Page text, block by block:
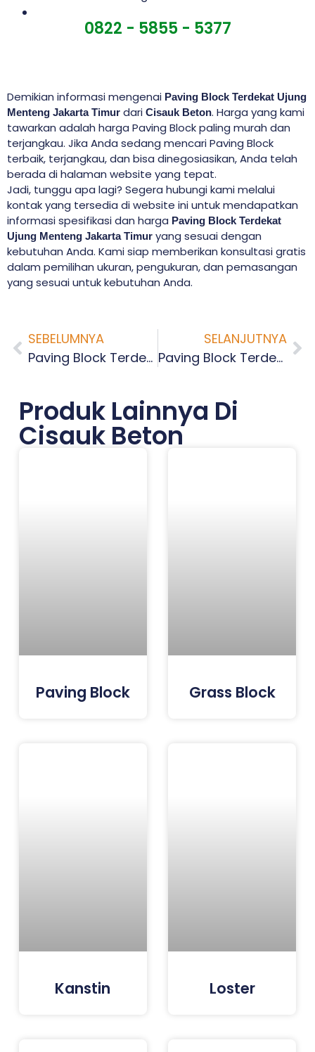
0822 - 5855 - 5377
Demikian informasi mengenai Paving Block Terdekat Ujung
Menteng Jakarta Timur dari Cisauk Beton. Harga yang kami
tawarkan adalah harga Paving Block paling murah dan
terjangkau. Jika Anda sedang mencari Paving Block
terbaik, terjangkau, dan bisa dinegosiasikan, Anda telah
berada di halaman website yang tepat.
Jadi, tunggu apa lagi? Segera hubungi kami melalui
kontak yang tersedia di website ini untuk mendapatkan
informasi spesifikasi dan harga Paving Block Terdekat
Ujung Menteng Jakarta Timur yang sesuai dengan
kebutuhan Anda. Kami siap memberikan konsultasi gratis
dalam pemilihan ukuran, pengukuran, dan pemasangan
yang sesuai untuk kebutuhan Anda.
SEBELUMNYA
Paving Block Terdekat Rawa Terate Jakarta Timur
SELANJUTNYA
Paving Block Terdekat Cipayung Jakarta Timur
Produk Lainnya Di
Cisauk Beton
Paving Block Grass Block
Kanstin Loster